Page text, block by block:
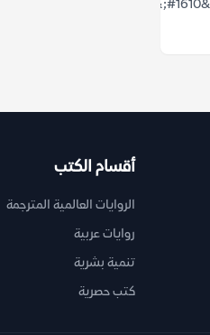
أقسام الكتب
الروايات العالمية المترجمة
روايات عربية
تنمية بشرية
كتب حصرية